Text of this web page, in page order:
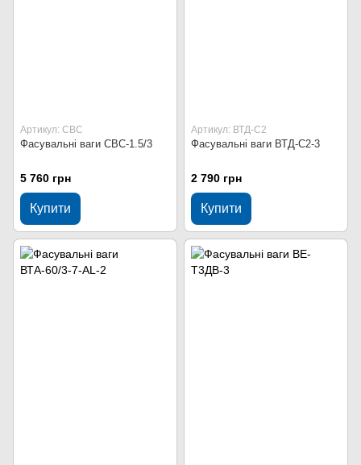
Артикул: СВС
Фасувальні ваги СВС-1.5/3
5 760 грн
Купити
Артикул: ВТД-С2
Фасувальні ваги ВТД-С2-3
2 790 грн
Купити